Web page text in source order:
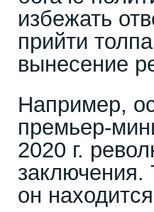
избежать
прийти
вынесение
Например,
премьер-
2020 г.
заключения.
он